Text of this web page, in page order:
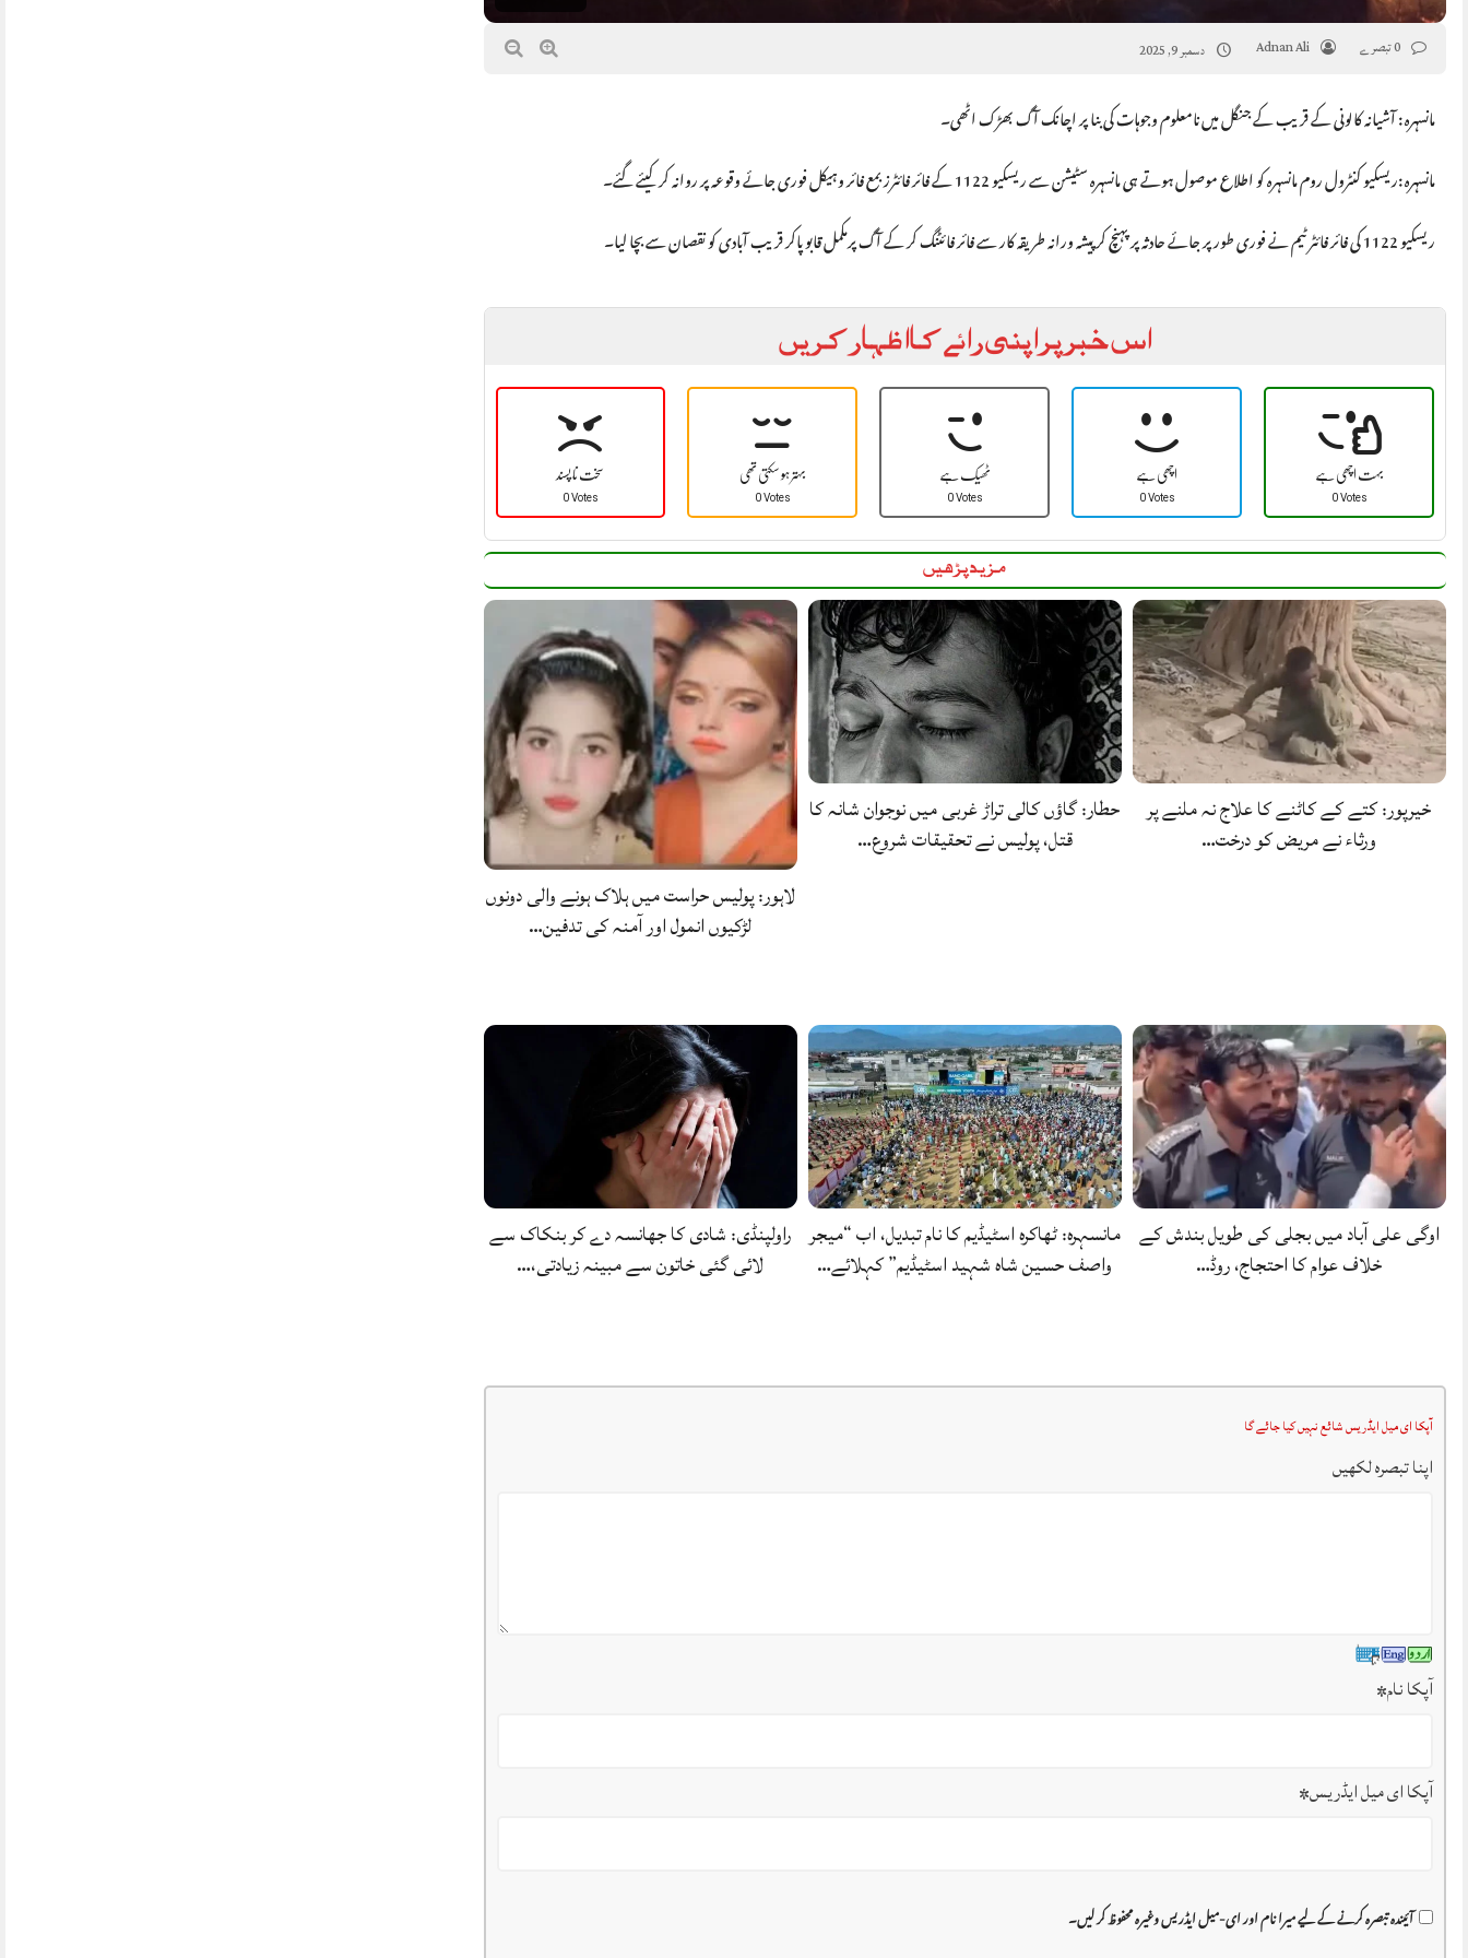
Adnan Ali دسمبر 9, 2025
مانسہرہ : آشیانہ کالونی کے قریب کے جنگل میں نامعلوم وجوہات کی بنا پر اچانک آگ بھڑک اٹھی۔
مانسہرہ :ریسکیو کنٹرول روم مانسہرہ کو اطلاع موصول ہوتے ہی مانسہرہ سٹیشن سے ریسکیو 1122 کے فائر فائٹرز بمع فائر وہیکل فوری جائے وقوعہ پر روانہ کر کیئے گئے۔
ریسکیو 1122 کی فائر فائٹر ٹیم نے فوری طور پر جائے حادثہ پر پہنچ کر پیشہ ورانہ طریقہ کار سے فائر فائٹنگ کر کے آگ پرمکمل قابو پاکر قریب آبادی کو نقصان سے بچا لیا۔
اس خبر پر اپنی رائے کا اظہار کریں
سخت نا پسند
0 Votes
بہتر ہو سکتی تھی
0 Votes
ٹھیک ہے
0 Votes
اچھی ہے
0 Votes
بہت اچھی ہے
0 Votes
مزید پڑھیں
خیرپور: کتے کے کاٹنے کا علاج نہ ملنے پر
ورثاء نے مریض کو درخت…
حطار: گاؤں کالی تراڑ غربی میں نوجوان شانہ کا
قتل، پولیس نے تحقیقات شروع…
لاہور: پولیس حراست میں ہلاک ہونے والی دونوں
لڑکیوں انمول اور آمنہ کی تدفین…
اوگی علی آباد میں بجلی کی طویل بندش کے
خلاف عوام کا احتجاج، روڈ…
مانسہرہ: ٹھاکرہ اسٹیڈیم کا نام تبدیل، اب “میجر
واصف حسین شاہ شہید اسٹیڈیم” کہلائے…
راولپنڈی: شادی کا جھانسہ دے کر بنکاک سے
لائی گئی خاتون سے مبینہ زیادتی،…
آپکا ای میل ایڈریس شائع نہیں کیا جائے گا
اپنا تبصرہ لکھیں
آپکا نام*
آپکا ای میل ایڈریس*
آئیندہ تبصرہ کرنے کے لیے میرا نام اور ای-میل ایڈریس وغیرہ محفوظ کر لیں۔